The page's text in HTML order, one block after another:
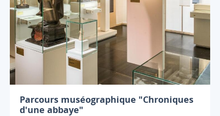
Parcours muséographique "Chroniques
d'une abbaye"